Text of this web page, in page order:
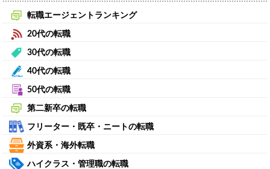
転職エージェントランキング
20代の転職
30代の転職
40代の転職
50代の転職
第二新卒の転職
フリーター・既卒・ニートの転職
外資系・海外転職
ハイクラス・管理職の転職